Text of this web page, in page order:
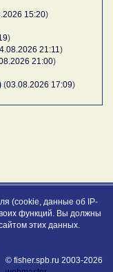
15:20)
)
21:11)
21:00)
(03.08.2026 17:09)
(cookie, данные об IP-
функций. Вы должны
этих данных.
© fisher.spb.ru 2003-2026